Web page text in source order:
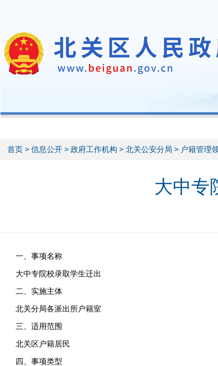
首页 > 信息公开 > 政府工作机构 > 北关公安分局 > 户籍管理
大中专
一、事项名称
大中专院校录取学生迁出
二、实施主体
北关分局各派出所户籍室
三、适用范围
北关区户籍居民
四、事项类型